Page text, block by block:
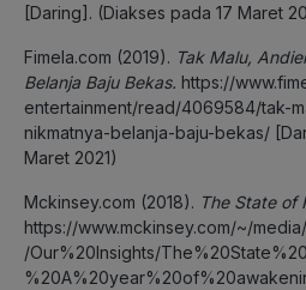
[Daring]. (Diakses pada 17 Maret
Fimela.com (2019). Tak Malu,
Belanja Baju Bekas. https://
entertainment/read/4069584/tak-
nikmatnya-belanja-baju-bekas/
Maret 2021)
Mckinsey.com (2018). The State of
https://www.mckinsey.com/~/
/Our%20Insights/